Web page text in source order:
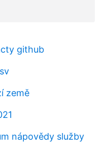
github
země
nápovědy služby